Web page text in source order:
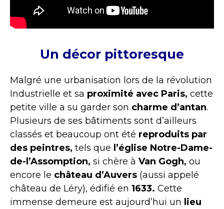
Un décor pittoresque
Malgré une urbanisation lors de la révolution
Industrielle et sa proximité avec Paris, cette
petite ville a su garder son charme d’antan.
Plusieurs de ses bâtiments sont d’ailleurs
classés et beaucoup ont été reproduits par
des peintres, tels que l’église Notre-Dame-
de-l’Assomption, si chère à Van Gogh, ou
encore le château d’Auvers (aussi appelé
château de Léry), édifié en 1633. Cette
immense demeure est aujourd’hui un lieu